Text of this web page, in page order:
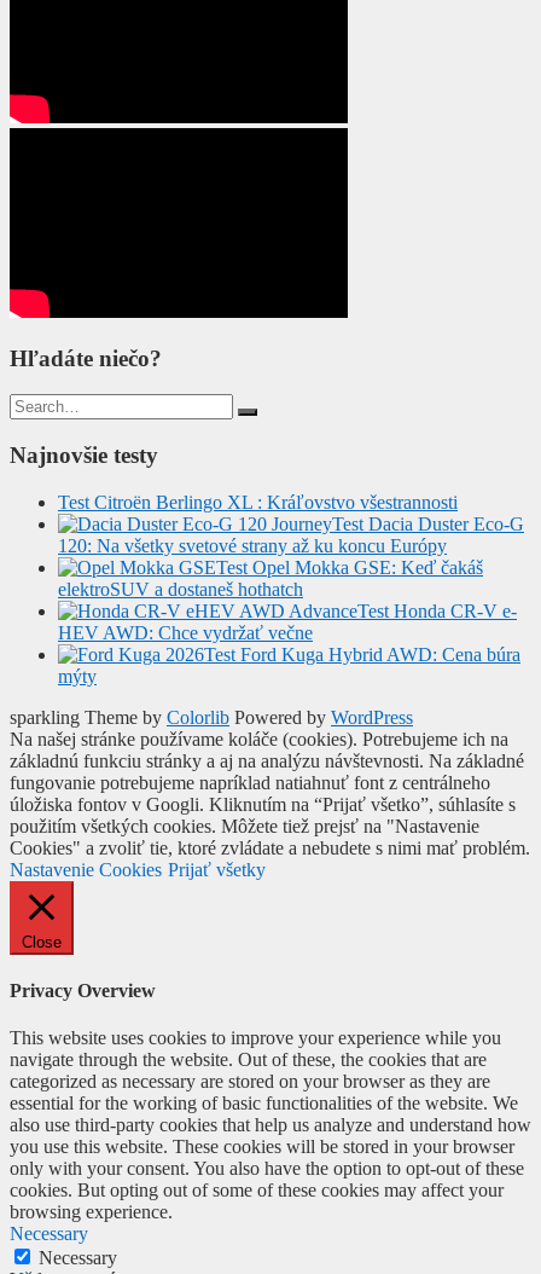
Hľadáte niečo?
Search
for:
Najnovšie testy
Test Citroën Berlingo XL : Kráľovstvo všestrannosti
Test Dacia Duster Eco-G
120: Na všetky svetové strany až ku koncu Európy
Test Opel Mokka GSE: Keď čakáš
elektroSUV a dostaneš hothatch
Test Honda CR-V e-
HEV AWD: Chce vydržať večne
Test Ford Kuga Hybrid AWD: Cena búra
mýty
sparkling Theme by Colorlib Powered by WordPress
Na našej stránke používame koláče (cookies). Potrebujeme ich na
základnú funkciu stránky a aj na analýzu návštevnosti. Na základné
fungovanie potrebujeme napríklad natiahnuť font z centrálneho
úložiska fontov v Googli. Kliknutím na “Prijať všetko”, súhlasíte s
použitím všetkých cookies. Môžete tiež prejsť na "Nastavenie
Cookies" a zvoliť tie, ktoré zvládate a nebudete s nimi mať problém.
Nastavenie Cookies Prijať všetky
Close
Privacy Overview
This website uses cookies to improve your experience while you
navigate through the website. Out of these, the cookies that are
categorized as necessary are stored on your browser as they are
essential for the working of basic functionalities of the website. We
also use third-party cookies that help us analyze and understand how
you use this website. These cookies will be stored in your browser
only with your consent. You also have the option to opt-out of these
cookies. But opting out of some of these cookies may affect your
browsing experience.
Necessary
Necessary